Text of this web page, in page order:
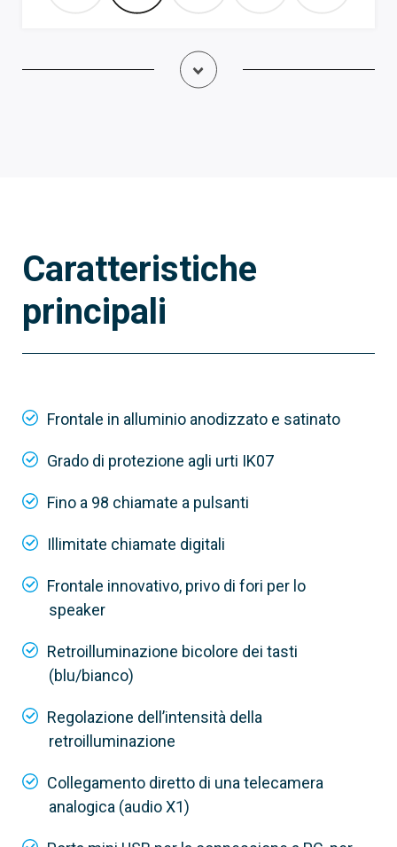
62030060
MTMV/08
Tipologia connessione
Via filo
Caratteristiche
principali
Frontale in alluminio anodizzato e satinato
Grado di protezione agli urti IK07
Fino a 98 chiamate a pulsanti
Illimitate chiamate digitali
Frontale innovativo, privo di fori per lo
speaker
Retroilluminazione bicolore dei tasti
(blu/bianco)
Regolazione dell’intensità della
retroilluminazione
Collegamento diretto di una telecamera
analogica (audio X1)